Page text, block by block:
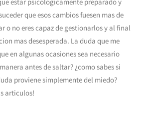
que esos cambios fuesen mas de
o no eres capaz de gestionarlos y al final
mas desesperada. La duda que me
en algunas ocasiones sea necesario
antes de saltar? ¿como sabes si
proviene simplemente del miedo?
articulos!